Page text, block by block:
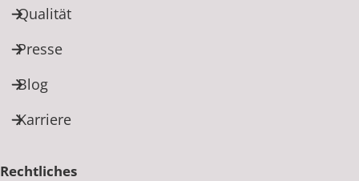
Qualität
Presse
Blog
Karriere
Rechtliches